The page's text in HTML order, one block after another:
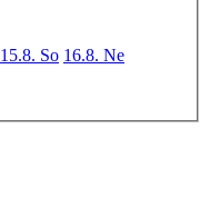
15.8. So 16.8. Ne